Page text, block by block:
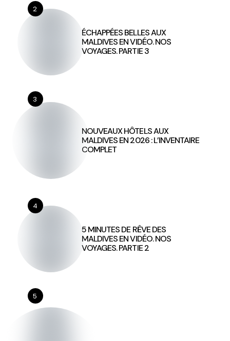
2
ÉCHAPPÉES BELLES AUX
MALDIVES EN VIDÉO. NOS
VOYAGES. PARTIE 3
3
NOUVEAUX HÔTELS AUX
MALDIVES EN 2026 : L’INVENTAIRE
COMPLET
4
5 MINUTES DE RÊVE DES
MALDIVES EN VIDÉO. NOS
VOYAGES. PARTIE 2
5